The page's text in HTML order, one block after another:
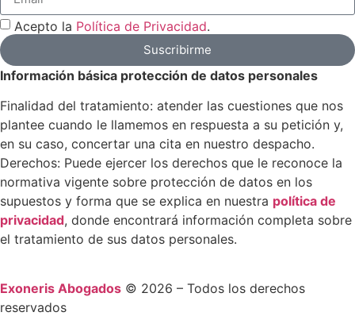
Acepto la Política de Privacidad.
Suscribirme
Información básica protección de datos personales
Finalidad del tratamiento: atender las cuestiones que nos
plantee cuando le llamemos en respuesta a su petición y,
en su caso, concertar una cita en nuestro despacho.
Derechos: Puede ejercer los derechos que le reconoce la
normativa vigente sobre protección de datos en los
supuestos y forma que se explica en nuestra política de
privacidad, donde encontrará información completa sobre
el tratamiento de sus datos personales.
Exoneris Abogados © 2026 – Todos los derechos
reservados